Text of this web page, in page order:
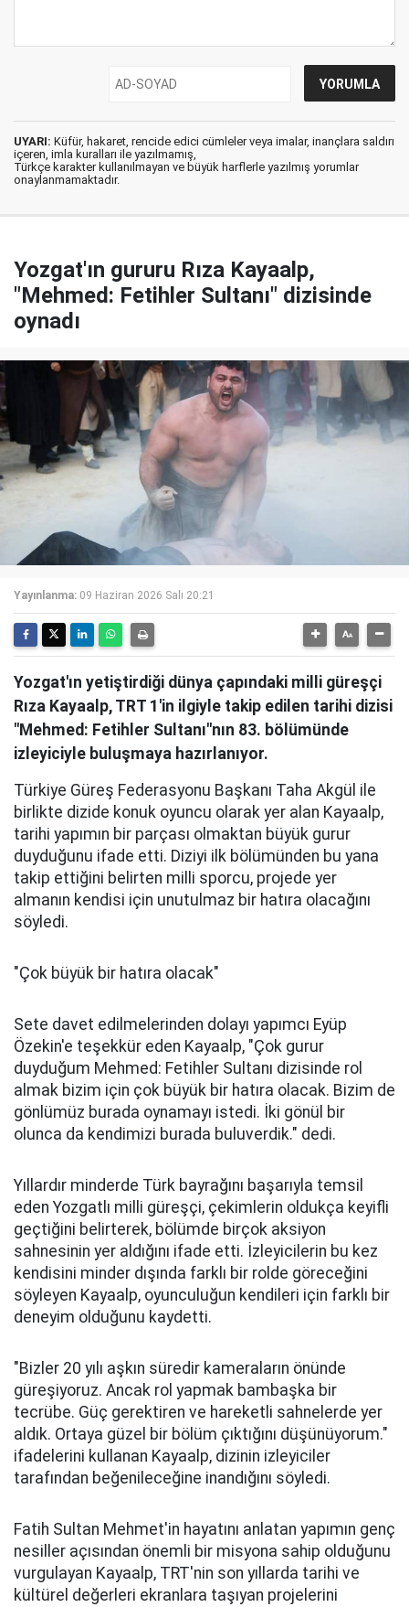
UYARI: Küfür, hakaret, rencide edici cümleler veya imalar, inançlara saldırı
içeren, imla kuralları ile yazılmamış,
Türkçe karakter kullanılmayan ve büyük harflerle yazılmış yorumlar
onaylanmamaktadır.
Yozgat'ın gururu Rıza Kayaalp,
"Mehmed: Fetihler Sultanı" dizisinde
oynadı
Yayınlanma: 09 Haziran 2026 Salı 20:21
Yozgat'ın yetiştirdiği dünya çapındaki milli güreşçi
Rıza Kayaalp, TRT 1'in ilgiyle takip edilen tarihi dizisi
"Mehmed: Fetihler Sultanı"nın 83. bölümünde
izleyiciyle buluşmaya hazırlanıyor.
Türkiye Güreş Federasyonu Başkanı Taha Akgül ile
birlikte dizide konuk oyuncu olarak yer alan Kayaalp,
tarihi yapımın bir parçası olmaktan büyük gurur
duyduğunu ifade etti. Diziyi ilk bölümünden bu yana
takip ettiğini belirten milli sporcu, projede yer
almanın kendisi için unutulmaz bir hatıra olacağını
söyledi.
"Çok büyük bir hatıra olacak"
Sete davet edilmelerinden dolayı yapımcı Eyüp
Özekin'e teşekkür eden Kayaalp, "Çok gurur
duyduğum Mehmed: Fetihler Sultanı dizisinde rol
almak bizim için çok büyük bir hatıra olacak. Bizim de
gönlümüz burada oynamayı istedi. İki gönül bir
olunca da kendimizi burada buluverdik." dedi.
Yıllardır minderde Türk bayrağını başarıyla temsil
eden Yozgatlı milli güreşçi, çekimlerin oldukça keyifli
geçtiğini belirterek, bölümde birçok aksiyon
sahnesinin yer aldığını ifade etti. İzleyicilerin bu kez
kendisini minder dışında farklı bir rolde göreceğini
söyleyen Kayaalp, oyunculuğun kendileri için farklı bir
deneyim olduğunu kaydetti.
"Bizler 20 yılı aşkın süredir kameraların önünde
güreşiyoruz. Ancak rol yapmak bambaşka bir
tecrübe. Güç gerektiren ve hareketli sahnelerde yer
aldık. Ortaya güzel bir bölüm çıktığını düşünüyorum."
ifadelerini kullanan Kayaalp, dizinin izleyiciler
tarafından beğenileceğine inandığını söyledi.
Fatih Sultan Mehmet'in hayatını anlatan yapımın genç
nesiller açısından önemli bir misyona sahip olduğunu
vurgulayan Kayaalp, TRT'nin son yıllarda tarihi ve
kültürel değerleri ekranlara taşıyan projelerini